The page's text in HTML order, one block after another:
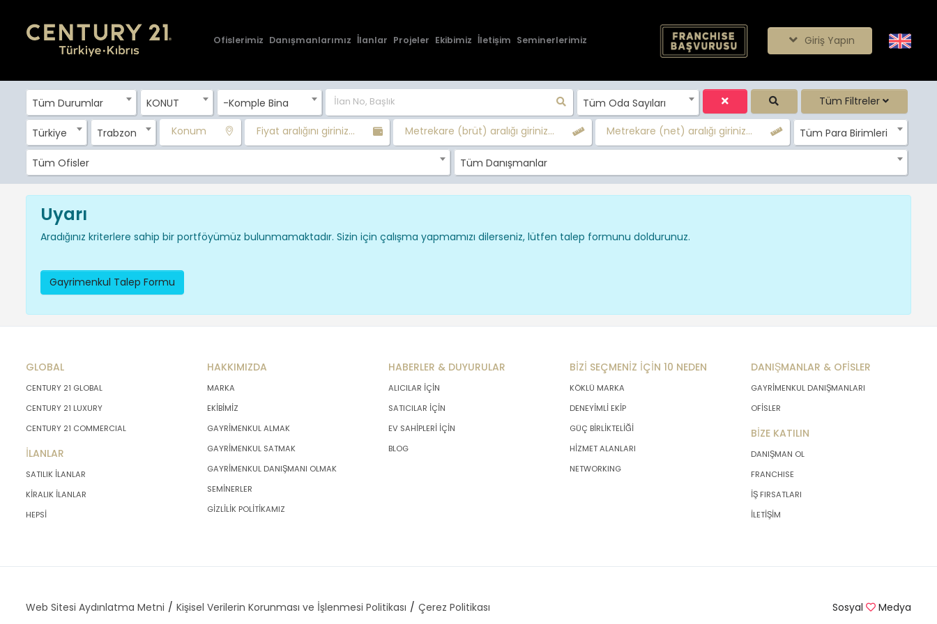
Ofislerimiz Danışmanlarımız İlanlar Projeler Ekibimiz İletişim Seminerlerimiz Giriş Yapın
Tüm Durumlar KONUT -Komple Bina Tüm Oda Sayıları Tüm Filtreler
Türkiye Trabzon Konum Fiyat aralığını giriniz... Metrekare (brüt) aralığı giriniz... Metrekare (net) aralığı giriniz... Tüm Para Birimleri
Tüm Ofisler Tüm Danışmanlar
Uyarı
Aradığınız kriterlere sahip bir portföyümüz bulunmamaktadır. Sizin için çalışma yapmamızı dilerseniz, lütfen talep formunu doldurunuz.
Gayrimenkul Talep Formu
GLOBAL
CENTURY 21 GLOBAL
CENTURY 21 LUXURY
CENTURY 21 COMMERCIAL
İLANLAR
SATILIK İLANLAR
KİRALIK İLANLAR
HEPSİ
HAKKIMIZDA
MARKA
EKİBİMİZ
GAYRİMENKUL ALMAK
GAYRİMENKUL SATMAK
GAYRİMENKUL DANIŞMANI OLMAK
SEMİNERLER
GİZLİLİK POLİTİKAMIZ
HABERLER & DUYURULAR
ALICILAR İÇİN
SATICILAR İÇİN
EV SAHİPLERİ İÇİN
BLOG
BİZİ SEÇMENİZ İÇİN 10 NEDEN
KÖKLÜ MARKA
DENEYİMLİ EKİP
GÜÇ BİRLİKTELİĞİ
HİZMET ALANLARI
NETWORKING
DANIŞMANLAR & OFİSLER
GAYRİMENKUL DANIŞMANLARI
OFİSLER
BİZE KATILIN
DANIŞMAN OL
FRANCHISE
İŞ FIRSATLARI
İLETİŞİM
Web Sitesi Aydınlatma Metni Kişisel Verilerin Korunması ve İşlenmesi Politikası Çerez Politikası Sosyal Medya